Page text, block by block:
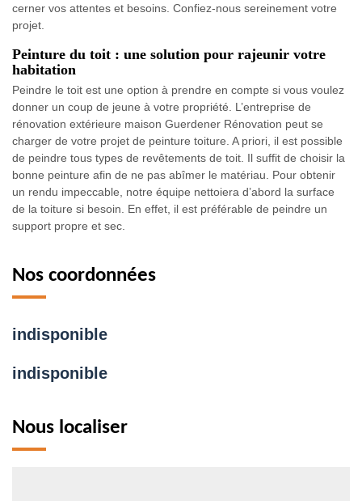
cerner vos attentes et besoins. Confiez-nous sereinement votre
projet.
Peinture du toit : une solution pour rajeunir votre
habitation
Peindre le toit est une option à prendre en compte si vous voulez
donner un coup de jeune à votre propriété. L’entreprise de
rénovation extérieure maison Guerdener Rénovation peut se
charger de votre projet de peinture toiture. A priori, il est possible
de peindre tous types de revêtements de toit. Il suffit de choisir la
bonne peinture afin de ne pas abîmer le matériau. Pour obtenir
un rendu impeccable, notre équipe nettoiera d’abord la surface
de la toiture si besoin. En effet, il est préférable de peindre un
support propre et sec.
Nos coordonnées
indisponible
indisponible
Nous localiser